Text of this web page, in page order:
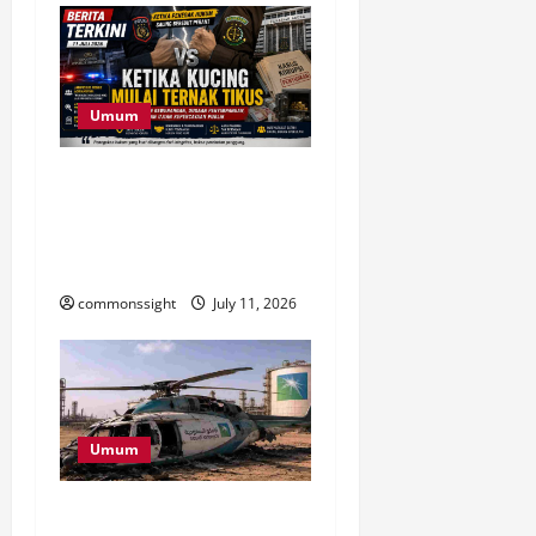
Umum
commonssight July 11, 2026
Umum